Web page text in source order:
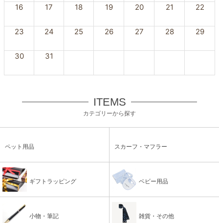
16 17 18 19 20 21 22
23 24 25 26 27 28 29
30 31
ITEMS
カテゴリーから探す
ペット用品 スカーフ・マフラー
ギフトラッピング ベビー用品
小物・筆記 雑貨・その他